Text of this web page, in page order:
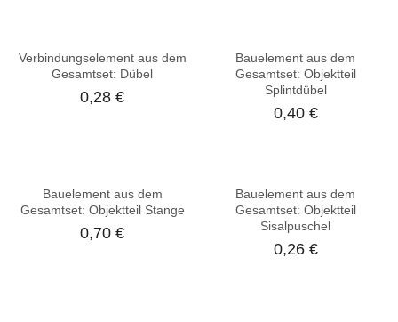
Verbindungselement aus dem
Gesamtset: Dübel
0,28€
Bauelement aus dem
Gesamtset: Objektteil
Splintdübel
0,40 €
Bauelement aus dem
Gesamtset: Objektteil Stange
0,70€
Bauelement aus dem
Gesamtset: Objektteil
Sisalpuschel
0,26 €